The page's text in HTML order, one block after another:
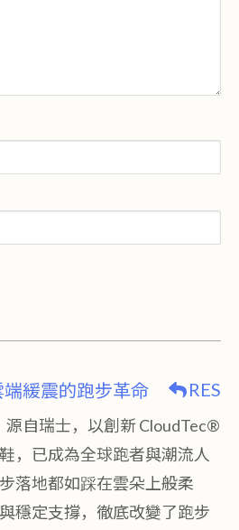
緩震的跑步革命 RES
源自瑞士，以創新 CloudTec®
，已成為全球跑者與潮流人
落地都如踩在雲朵上般柔
穩定支撐，徹底改變了跑步